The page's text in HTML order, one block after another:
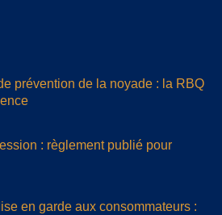
prévention de la noyade : la RBQ
: règlement publié pour
en garde aux consommateurs :